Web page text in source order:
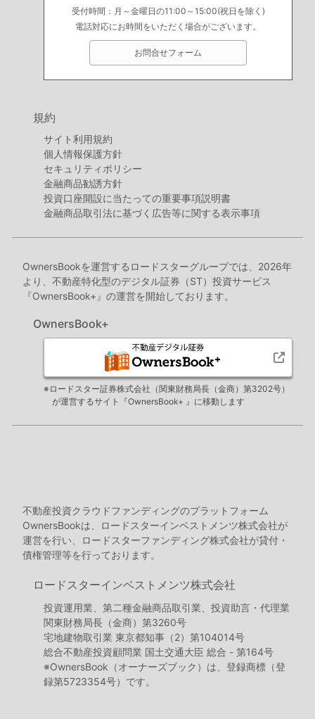
受付時間：月～金曜日の11:00～15:00(祝日を除く)
電話対応にお時間をいただく場合がございます。
お問合せフォーム
規約
サイト利用規約
個人情報保護方針
セキュリティポリシー
金融商品勧誘方針
投資口座開設に当たっての重要事項説明書
金融商品取引法に基づく広告等に関する表示事項
OwnersBookを運営するロードスターグループでは、2026年
より、不動産特化型のデジタル証券（ST）投資サービス
『OwnersBook+』の運営を開始しております。
OwnersBook+
※ロードスター証券株式会社（関東財務局長（金商）第3202号）
が運営するサイト『OwnersBook+ 』に移動します
不動産投資クラウドファンディングのプラットフォーム
OwnersBookは、ロードスターインベストメンツ株式会社が
運営を行い、ロードスターファンディング株式会社が貸付・
債権管理等を行っております。
ロードスターインベストメンツ株式会社
投資運用業、第二種金融商品取引業、投資助言・代理業
関東財務局長（金商）第3260号
宅地建物取引業 東京都知事（2）第104014号
総合不動産投資顧問業 国土交通大臣 総合 - 第164号
※OwnersBook（オーナーズブック）は、登録商標（登
録第5723354号）です。